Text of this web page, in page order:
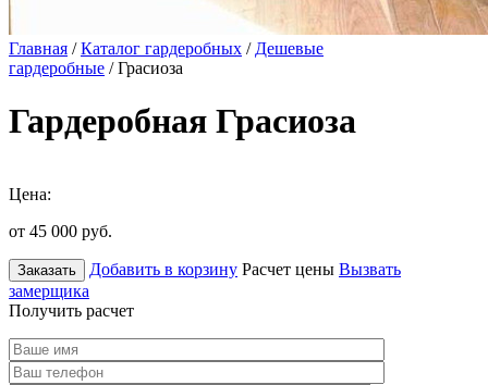
Главная /Каталог гардеробных / Дешевые
гардеробные / Грасиоза
Гардеробная Грасиоза
Цена:
от 45 000 руб.
Заказать Добавить в корзину Расчет цены Вызвать
замерщика
Получить расчет